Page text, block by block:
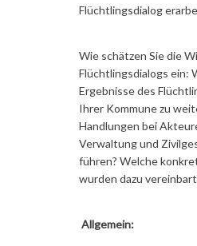
Flüchtlingsdialog
Wie schätzen Sie die
Flüchtlingsdialogs ein:
Ergebnisse des
Ihrer Kommune zu
Handlungen bei
Verwaltung und
führen? Welche
wurden dazu
Allgemein: